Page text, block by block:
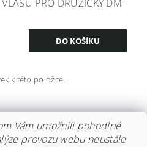
PRO DRUŽIČKY DM-
k této položce.
Vám umožnili pohodlné
provozu webu neustále